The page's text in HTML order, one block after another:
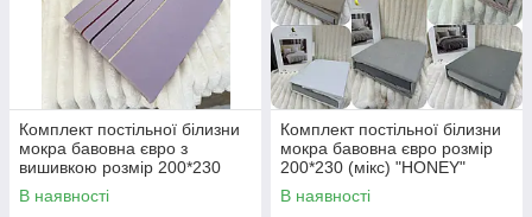
Комплект постільної білизни
мокра бавовна євро з
вишивкою розмір 200*230
(мікс) "HONEY" недорого від
прямого постачальника
В наявності
Комплект постільної білизни
мокра бавовна євро розмір
200*230 (мікс) "HONEY"
недорого від прямого
постачальника
В наявності